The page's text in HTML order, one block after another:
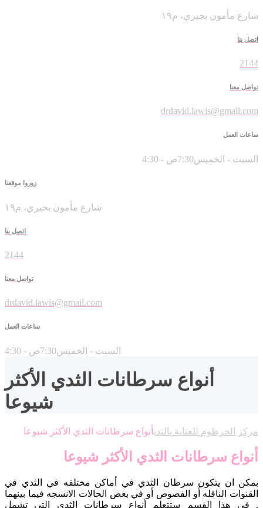
شارع مأمون بحيري، م١٩
اتصل بنا
2144
تواصل معنا
drdavid.lawis@gmail.com
ساعات العمل
السبت - الخميس7:30ص - 4:30
زوروا موقعنا
شارع مأمون بحيري، م١٩
اتصل بنا
2144
تواصل معنا
drdavid.lawis@gmail.com
ساعات العمل
السبت - الخميس7:30ص - 4:30
أنواع سرطانات الثدي الأكثر
شيوعا
مركز الخرطوم للعناية بالثدي أنواع سرطانات الثدي الأكثر شيوعا
أنواع سرطانات الثدي الأكثر شيوعا
بمكن ان يتكون سرطان الثدي في أماكن مختلفه في الثدي في
القنوات الناقله أو الفصوص أو في بعض الحالات الانسجه فيما بينهما
. في هذا القسم ستتعلم أنواع سرطانات الثدي التي تشمل